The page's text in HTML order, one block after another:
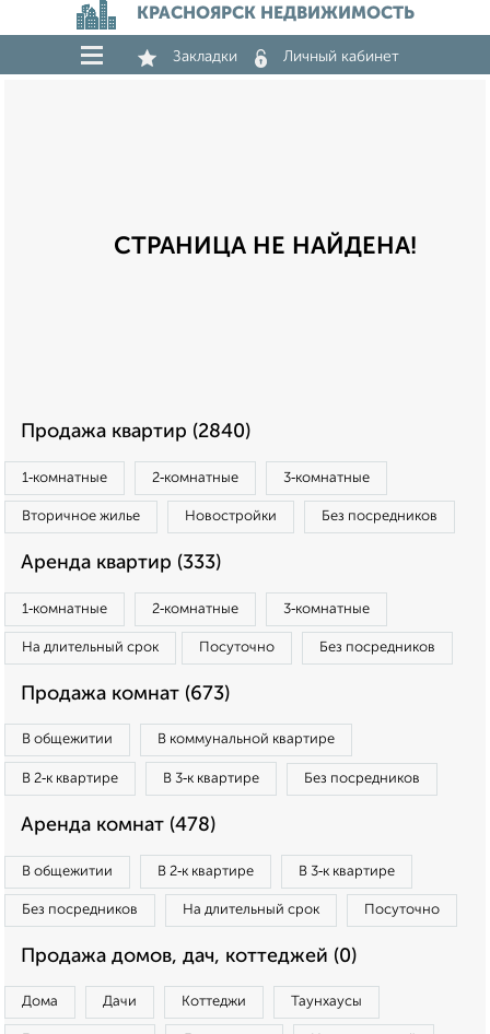
КРАСНОЯРСК НЕДВИЖИМОСТЬ
Закладки Личный кабинет
СТРАНИЦА НЕ НАЙДЕНА!
Продажа квартир (2840)
1‑комнатные 2‑комнатные 3‑комнатные
Вторичное жилье Новостройки Без посредников
Аренда квартир (333)
1‑комнатные 2‑комнатные 3‑комнатные
На длительный срок Посуточно Без посредников
Продажа комнат (673)
В общежитии В коммунальной квартире
В 2‑к квартире В 3‑к квартире Без посредников
Аренда комнат (478)
В общежитии В 2‑к квартире В 3‑к квартире
Без посредников На длительный срок Посуточно
Продажа домов, дач, коттеджей (0)
Дома Дачи Коттеджи Таунхаусы